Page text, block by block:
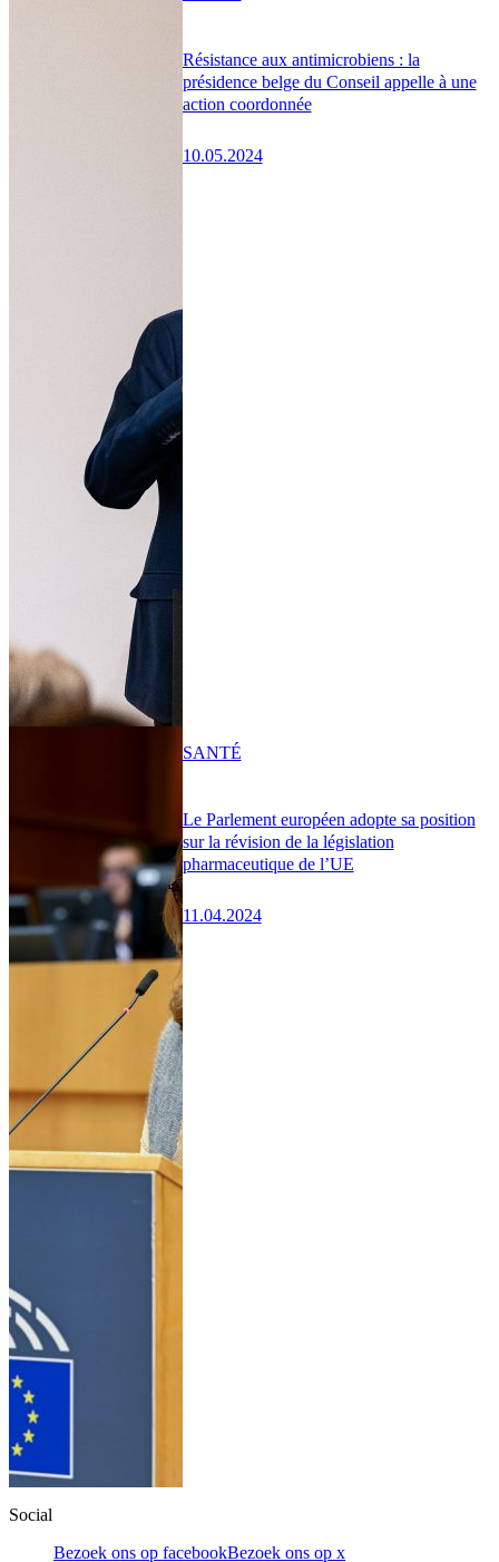
Résistance aux antimicrobiens : la
présidence belge du Conseil appelle à une
action coordonnée
10.05.2024
Le Parlement européen adopte sa position
sur la révision de la législation
pharmaceutique de l’UE
11.04.2024
SANTÉ
Social
Bezoek ons op facebookBezoek ons op x